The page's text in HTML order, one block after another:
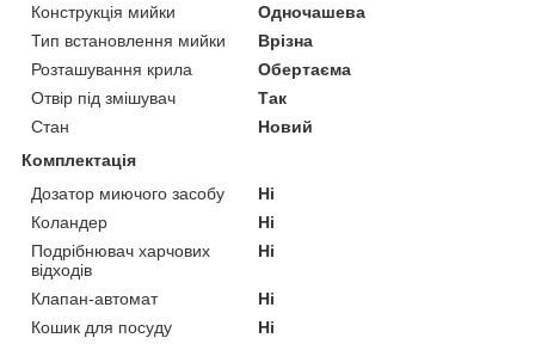
Конструкція мийки
Одночашева
Тип встановлення мийки
Врізна
Розташування крила
Обертаєма
Отвір під змішувач
Так
Стан
Новий
Комплектація
Дозатор миючого засобу
Ні
Коландер
Ні
Подрібнювач харчових
відходів
Ні
Клапан-автомат
Ні
Кошик для посуду
Ні